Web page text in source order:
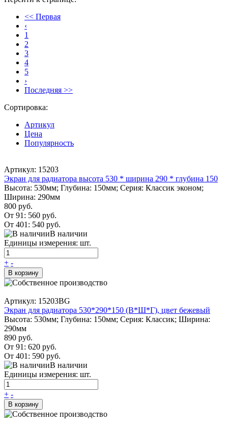
<< Первая
‹
1
2
3
4
5
›
Последняя >>
Сортировка:
Артикул
Цена
Популярность
Артикул: 15203
Экран для радиатора высота 530 * ширина 290 * глубина 150
Высота: 530мм; Глубина: 150мм; Серия: Классик эконом;
Ширина: 290мм
800 руб.
От 91: 560 руб.
От 401: 540 руб.
В наличии
Единицы измерения: шт.
+ -
В корзину
Артикул: 15203BG
Экран для радиатора 530*290*150 (В*Ш*Г), цвет бежевый
Высота: 530мм; Глубина: 150мм; Серия: Классик; Ширина:
290мм
890 руб.
От 91: 620 руб.
От 401: 590 руб.
В наличии
Единицы измерения: шт.
+ -
В корзину